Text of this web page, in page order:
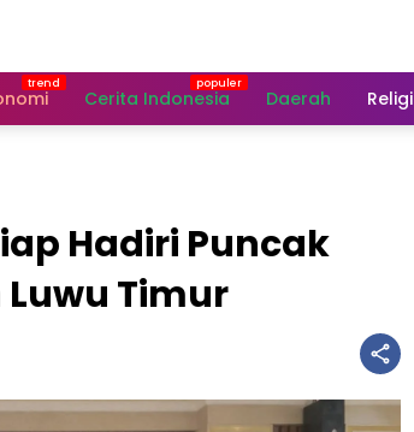
Cerita Indonesia Daerah Religi
Hadiri Puncak
Timur